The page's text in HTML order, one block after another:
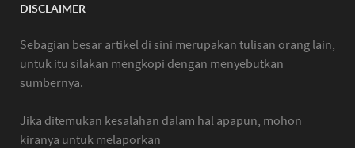
DISCLAIMER
Sebagian besar artikel di sini merupakan tulisan orang lain,
untuk itu silakan mengkopi dengan menyebutkan
sumbernya.
Jika ditemukan kesalahan dalam hal apapun, mohon
kiranya untuk melaporkan